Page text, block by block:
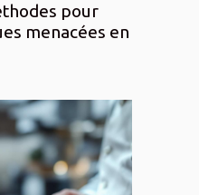
pour
menacées en